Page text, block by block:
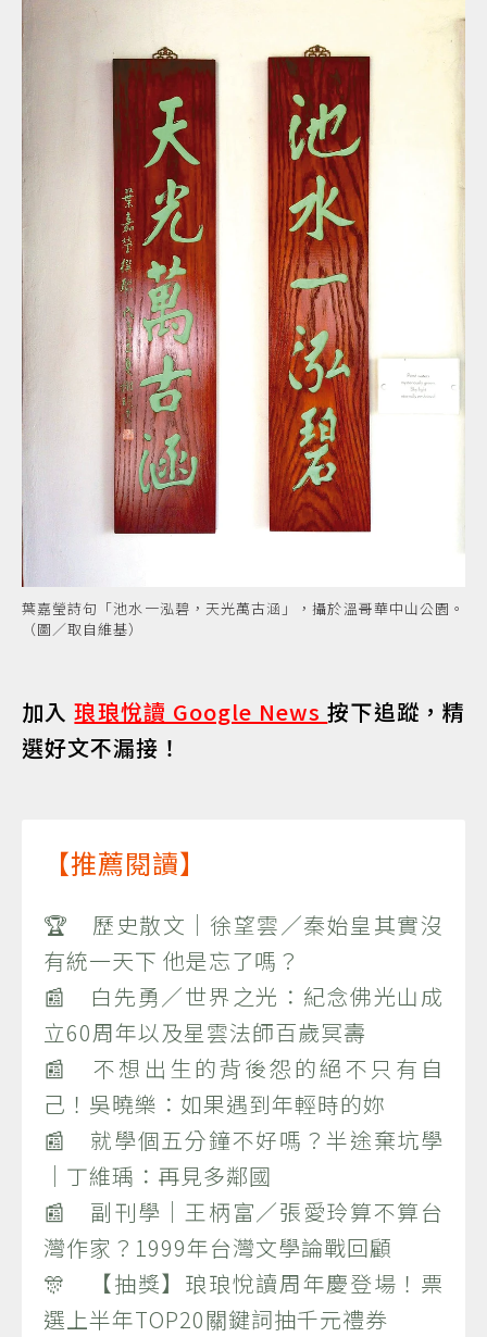
葉嘉瑩詩句「池水一泓碧，天光萬古涵」，攝於溫哥華中山公園。
（圖／取自維基）
加入琅琅悅讀 Google News按下追蹤，精
選好文不漏接！
【推薦閱讀】
🏆 歷史散文｜徐望雲／秦始皇其實沒
有統一天下 他是忘了嗎？
📰 白先勇／世界之光：紀念佛光山成
立60周年以及星雲法師百歲冥壽
📰 不想出生的背後怨的絕不只有自
己！吳曉樂：如果遇到年輕時的妳
📰 就學個五分鐘不好嗎？半途棄坑學
｜丁維瑀：再見多鄰國
📰 副刊學｜王柄富／張愛玲算不算台
灣作家？1999年台灣文學論戰回顧
🎊 【抽獎】琅琅悅讀周年慶登場！票
選上半年TOP20關鍵詞抽千元禮券